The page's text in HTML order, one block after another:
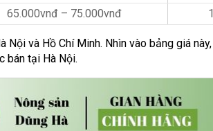
65.000vnđ – 75.000vnđ
và Hồ Chí Minh. Nhìn vào bảng giá
bán tại Hà Nội.